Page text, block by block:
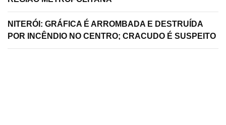
NITERÓI: GRÁFICA É ARROMBADA E DESTRUÍDA
POR INCÊNDIO NO CENTRO; CRACUDO É SUSPEITO